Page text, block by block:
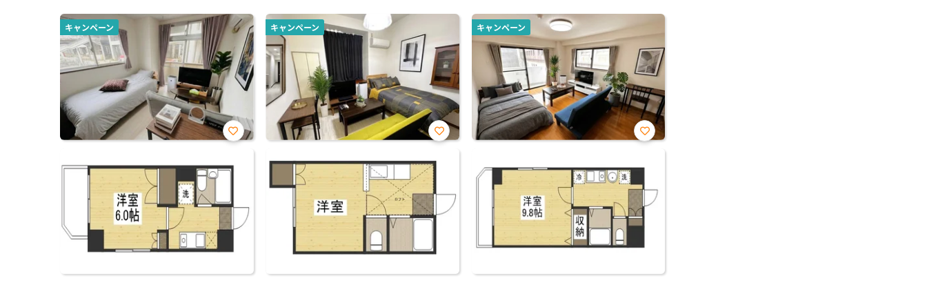
キャンペーン
お気
り登
録
キャンペーン
お気
り登
録
キャンペーン
お気
り登